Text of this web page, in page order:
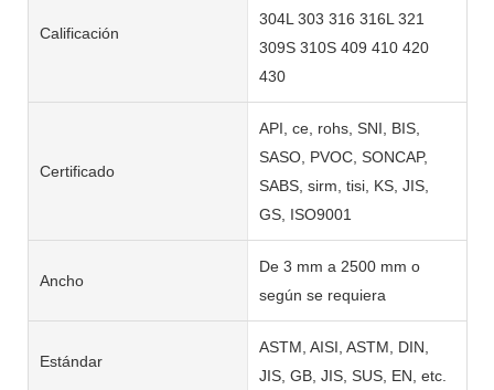
Calificación
304L 303 316 316L 321
309S 310S 409 410 420
430
Certificado
API, ce, rohs, SNI, BIS,
SASO, PVOC, SONCAP,
SABS, sirm, tisi, KS, JIS,
GS, ISO9001
Ancho
De 3 mm a 2500 mm o
según se requiera
Estándar
ASTM, AISI, ASTM, DIN,
JIS, GB, JIS, SUS, EN, etc.